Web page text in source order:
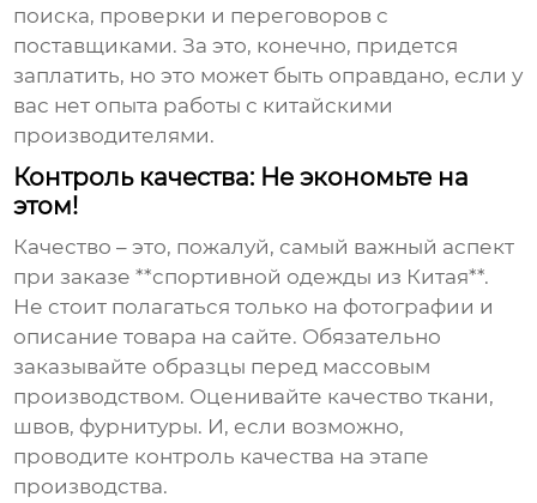
поиска, проверки и переговоров с
поставщиками. За это, конечно, придется
заплатить, но это может быть оправдано, если у
вас нет опыта работы с китайскими
производителями.
Контроль качества: Не экономьте на
этом!
Качество – это, пожалуй, самый важный аспект
при заказе **спортивной одежды из Китая**.
Не стоит полагаться только на фотографии и
описание товара на сайте. Обязательно
заказывайте образцы перед массовым
производством. Оценивайте качество ткани,
швов, фурнитуры. И, если возможно,
проводите контроль качества на этапе
производства.